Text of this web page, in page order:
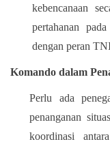
kebencanaan
pertahanan
dengan peran
Komando dalam
Perlu ada
penanganan
koordinasi